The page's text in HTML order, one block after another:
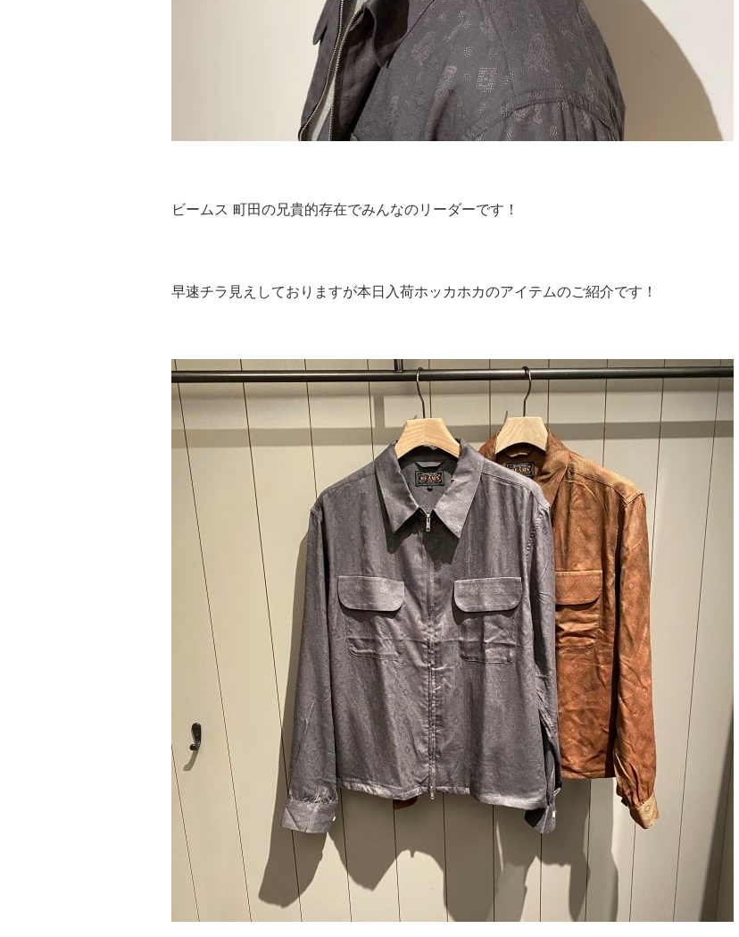
ビームス 町田の兄貴的存在でみんなのリーダーです！
早速チラ見えしておりますが本日入荷ホッカホカのアイテムのご紹介です！